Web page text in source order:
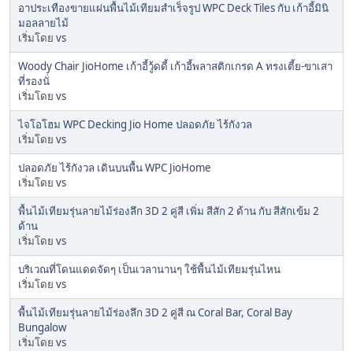
อาประเทืองขายแผ่นพื้นไม้เทียมสำเร็จรูป WPC Deck Tiles กับ เก้าอี้มินิ
มอลลายไม้
เริ่มโดย vs
Woody Chair JioHome เก้าอี้วู้ดดี้ เก้าอี้พลาสติกเกรด A ทรงเตี้ย-ขาเสา
ที่รองนั่
เริ่มโดย vs
ไจโอโฮม WPC Decking Jio Home ปลอดภัย ไร้กังวล
เริ่มโดย vs
ปลอดภัย ไร้กังวล เดินบนพื้น WPC JioHome
เริ่มโดย vs
พื้นไม้เทียมรุ่นลายไม้ร่องลึก 3D 2 คู่สี เพิ่ม สีสัก 2 ด้าน กับ สีสักเข้ม 2
ด้าน
เริ่มโดย vs
บริเวณที่โดนแดดจัดๆ เป็นเวลานานๆ ใช้พื้นไม้เทียมรุ่นไหน
เริ่มโดย vs
พื้นไม้เทียมรุ่นลายไม้ร่องลึก 3D 2 คู่สี ณ Coral Bar, Coral Bay
Bungalow
เริ่มโดย vs